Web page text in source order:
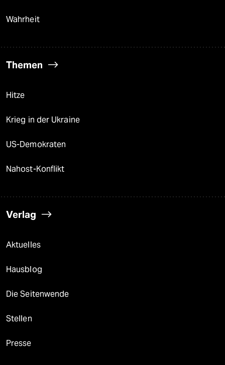
Wahrheit
Themen
Hitze
Krieg in der Ukraine
US-Demokraten
Nahost-Konflikt
Verlag
Aktuelles
Hausblog
Die Seitenwende
Stellen
Presse